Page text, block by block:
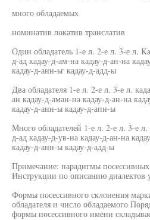
много обладаемых
номинатив локатив транслатив
Один обладатель 1-е л. 2-е л. 3-е л.
д-ад кадау-д-ам-на кадау-д-ан-на
кадау-д-анн-ьг кадау-д-адд-ы
Два обладателя 1-е л. 2-е л. 3-е л.
ан кадау-д-аман-на кадау-д-ан-на
кадау-д-анн-ы кадау-д-апн-ы
Много обладателей 1-е л. 2-е л. 3-е л.
д-ад кадау-д-ув-на кадау-д-ан-на
кадау-д-анн-ы кадау-д-адд-ы
Примечание: парадигмы
Инструкции по описанию диалектов
Формы посессивного склонения
обладателя и число обладаемого
формы посессивного имени